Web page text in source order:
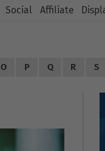
Social Affiliate
O P Q R S